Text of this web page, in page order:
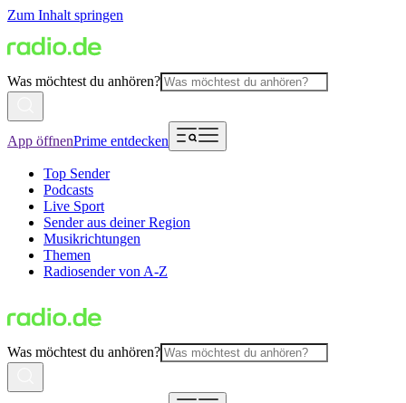
Zum Inhalt springen
Was möchtest du anhören?
App öffnenPrime entdecken
Top Sender
Podcasts
Live Sport
Sender aus deiner Region
Musikrichtungen
Themen
Radiosender von A-Z
Was möchtest du anhören?